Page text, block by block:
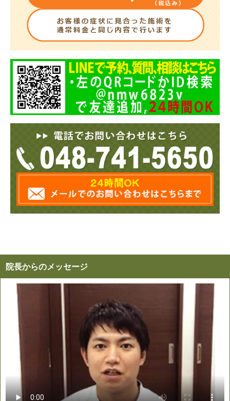
院長からのメッセージ